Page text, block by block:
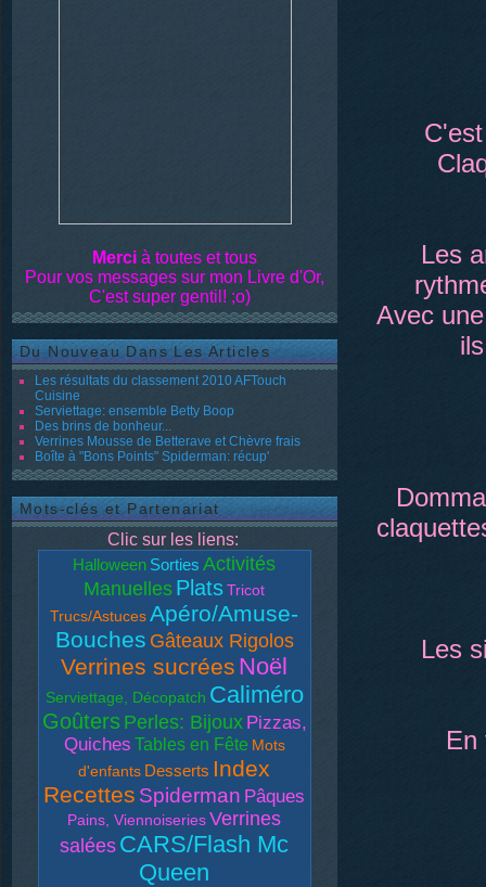
Merci à toutes et tous
Pour vos messages sur mon Livre d'Or,
C'est super gentil! ;o)
Du Nouveau Dans Les Articles
Les résultats du classement 2010 AFTouch
Cuisine
Serviettage: ensemble Betty Boop
Des brins de bonheur...
Verrines Mousse de Betterave et Chèvre frais
Boîte à "Bons Points" Spiderman: récup'
Mots-clés et Partenariat
Clic sur les liens:
Halloween Sorties Activités
Manuelles Plats Tricot
Trucs/Astuces Apéro/Amuse-
Bouches Gâteaux Rigolos
Verrines sucrées Noël
Serviettage, Décopatch Caliméro
Goûters Perles: Bijoux Pizzas,
Quiches Tables en Fête Mots
d'enfants Desserts Index
Recettes Spiderman Pâques
Pains, Viennoiseries Verrines
salées CARS/Flash Mc
Queen
Les
Avec
Les
En